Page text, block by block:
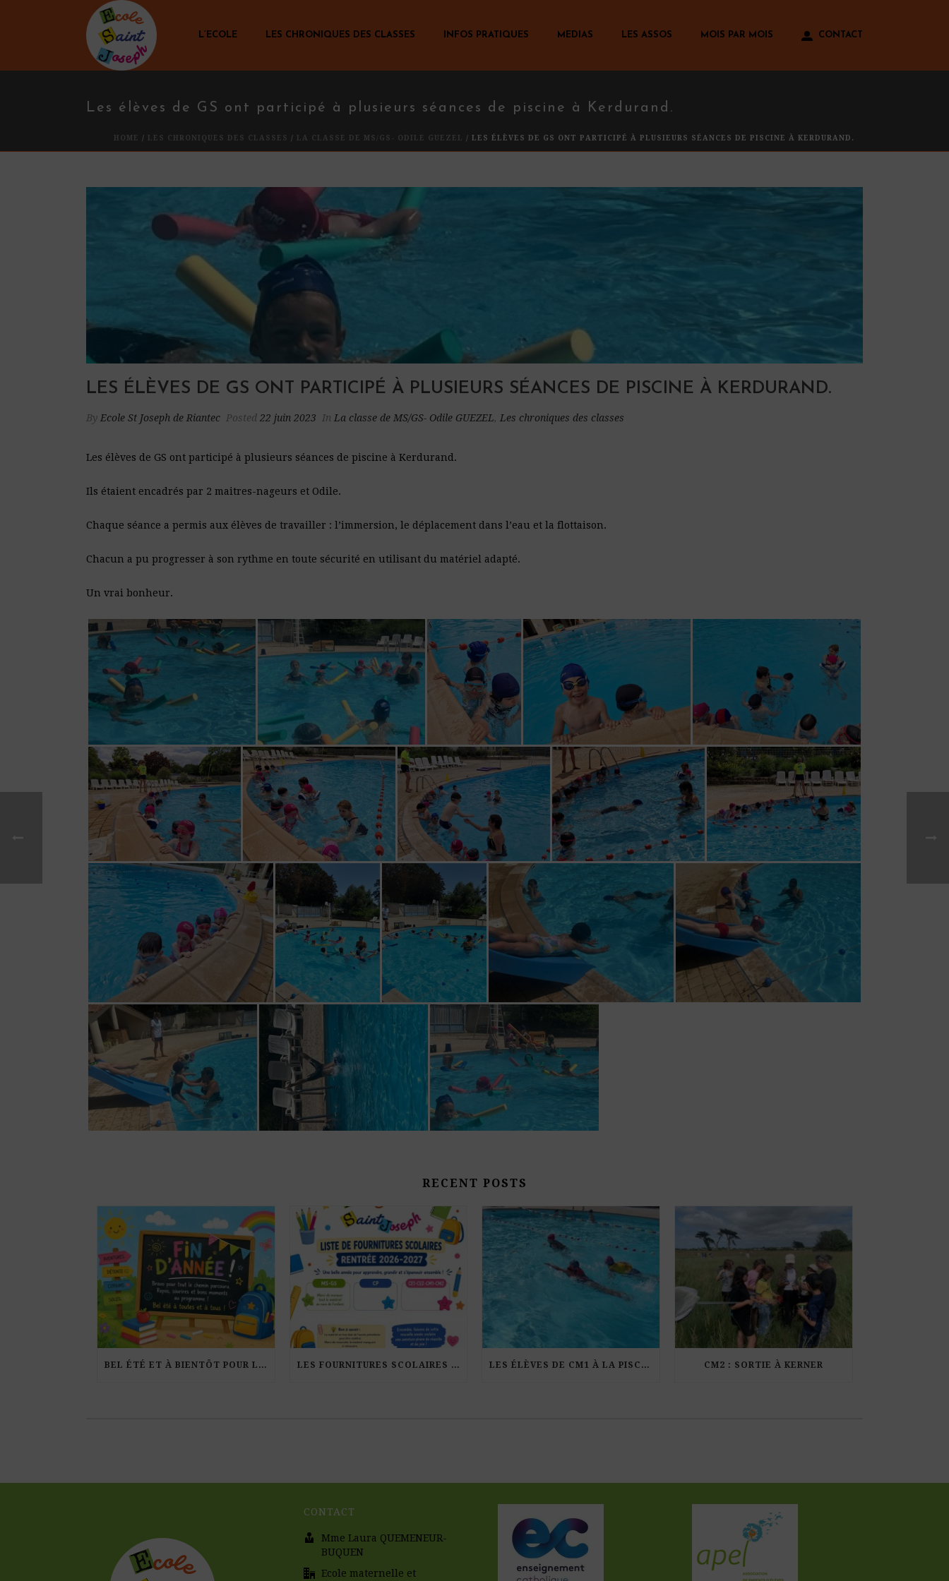
L’ECOLE LES CHRONIQUES DES CLASSES INFOS PRATIQUES MEDIAS LES ASSOS MOIS PAR MOIS CONTACT
Les élèves de GS ont participé à plusieurs séances de piscine à Kerdurand.
HOME / LES CHRONIQUES DES CLASSES / LA CLASSE DE MS/GS- ODILE GUEZEL / LES ÉLÈVES DE GS ONT PARTICIPÉ À PLUSIEURS SÉANCES DE PISCINE À KERDURAND.
LES ÉLÈVES DE GS ONT PARTICIPÉ À PLUSIEURS SÉANCES DE PISCINE À KERDURAND.
By Ecole St Joseph de Riantec Posted 22 juin 2023 In La classe de MS/GS- Odile GUEZEL, Les chroniques des classes
Les élèves de GS ont participé à plusieurs séances de piscine à Kerdurand.
Ils étaient encadrés par 2 maitres-nageurs et Odile.
Chaque séance a permis aux élèves de travailler : l’immersion, le déplacement dans l’eau et la flottaison.
Chacun a pu progresser à son rythme en toute sécurité en utilisant du matériel adapté.
Un vrai bonheur.
RECENT POSTS
BEL ÉTÉ ET À BIENTÔT POUR LA RENTRÉE ! LES FOURNITURES SCOLAIRES POUR LA RENTRÉE 2026-27 LES ÉLÈVES DE CM1 À LA PISCINE MUNICIPALE DE KERDURAND CM2 : SORTIE À KERNER
CONTACT
Mme Laura QUEMENEUR-
BUQUEN
Ecole maternelle et